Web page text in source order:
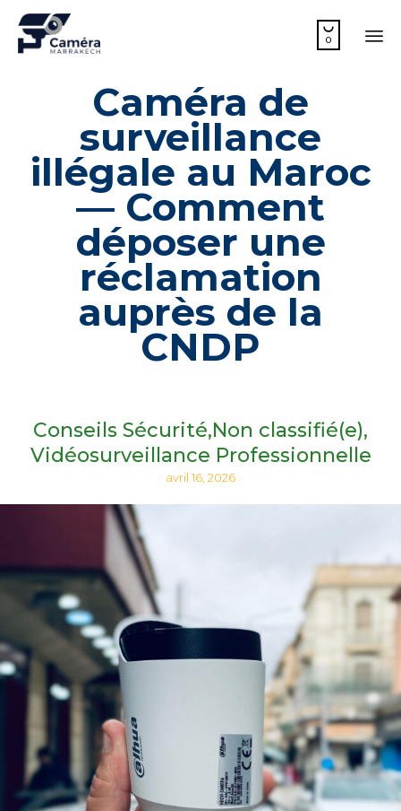

0
Caméra de
surveillance
illégale au Maroc
— Comment
déposer une
réclamation
auprès de la
CNDP
Conseils Sécurité Non classifié(e)
Vidéosurveillance Professionnelle
avril 16, 2026